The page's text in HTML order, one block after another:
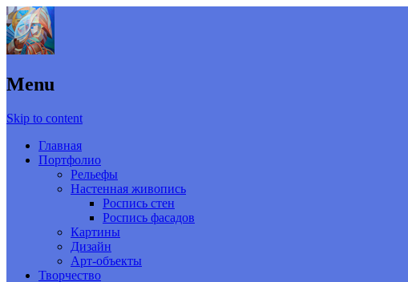
Menu
Skip to content
Главная
Портфолио
Рельефы
Настенная живопись
Роспись стен
Роспись фасадов
Картины
Дизайн
Арт-объекты
Творчество